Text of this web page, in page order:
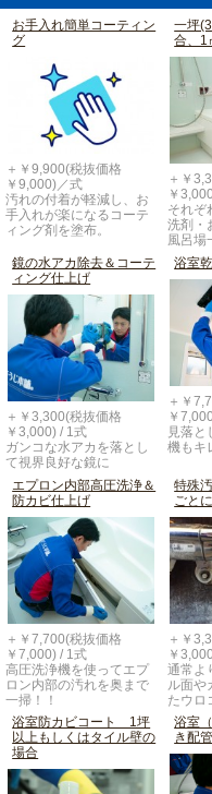
お手入れ簡単コーティン
グ
＋￥9,900(税抜価格
￥9,000)／式
汚れの付着が軽減し、お
手入れが楽になるコーテ
ィング剤を塗布。
一坪
合、1
＋￥
￥
それぞ
洗剤・
風呂場
鏡の水アカ除去＆コーテ
ィング仕上げ
＋￥3,300(税抜価格
￥3,000) / 1式
ガンコな水アカを落とし
て視界良好な鏡に
浴室
＋￥
￥
見落と
機もキ
エプロン内部高圧洗浄＆
防カビ仕上げ
＋￥7,700(税抜価格
￥7,000) / 1式
高圧洗浄機を使ってエプ
ロン内部の汚れを奥まで
一掃！！
特殊
ごとに
＋￥
￥
通常よ
ル面や
たウ
浴室防カビコート 1坪
以上もしくはタイル壁の
場合
浴室
き配